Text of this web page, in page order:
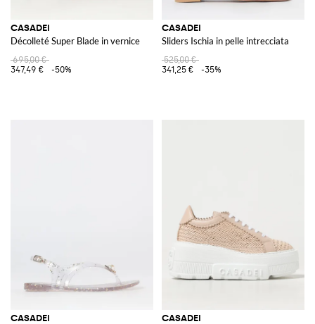
CASADEI
Décolleté Super Blade in vernice
695,00 €
347,49 €
-50%
CASADEI
Sliders Ischia in pelle intrecciata
525,00 €
341,25 €
-35%
CASADEI CASADEI